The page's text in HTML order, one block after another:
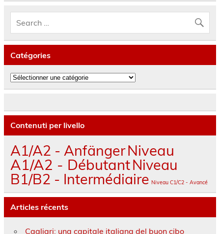
Catégories
Catégories
Contenuti per livello
A1/A2 - AnfängerNiveau
A1/A2 - DébutantNiveau
B1/B2 - Intermédiaire Niveau C1/C2 - Avancé
Articles récents
Cagliari: una capitale italiana del buon cibo